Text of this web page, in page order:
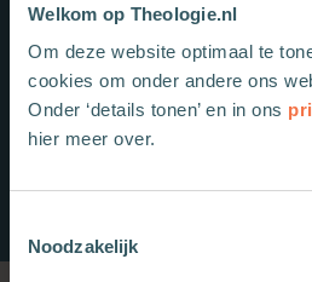
Welkom op Theologie.nl
Om deze website optimaal te
cookies om onder andere ons
Onder ‘details tonen’ en in ons
hier meer over.
Noodzakelijk